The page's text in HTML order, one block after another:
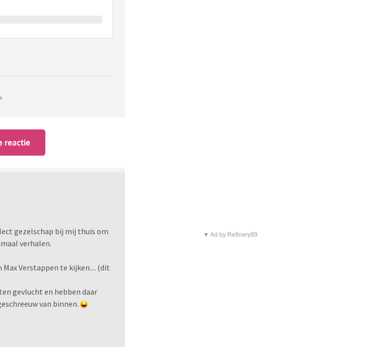
reactie
gezelschap bij mij thuis om
verhalen.
Max Verstappen te kijken.... (dit
gevlucht en hebben daar
van binnen.
▼ Ad by Refinery89